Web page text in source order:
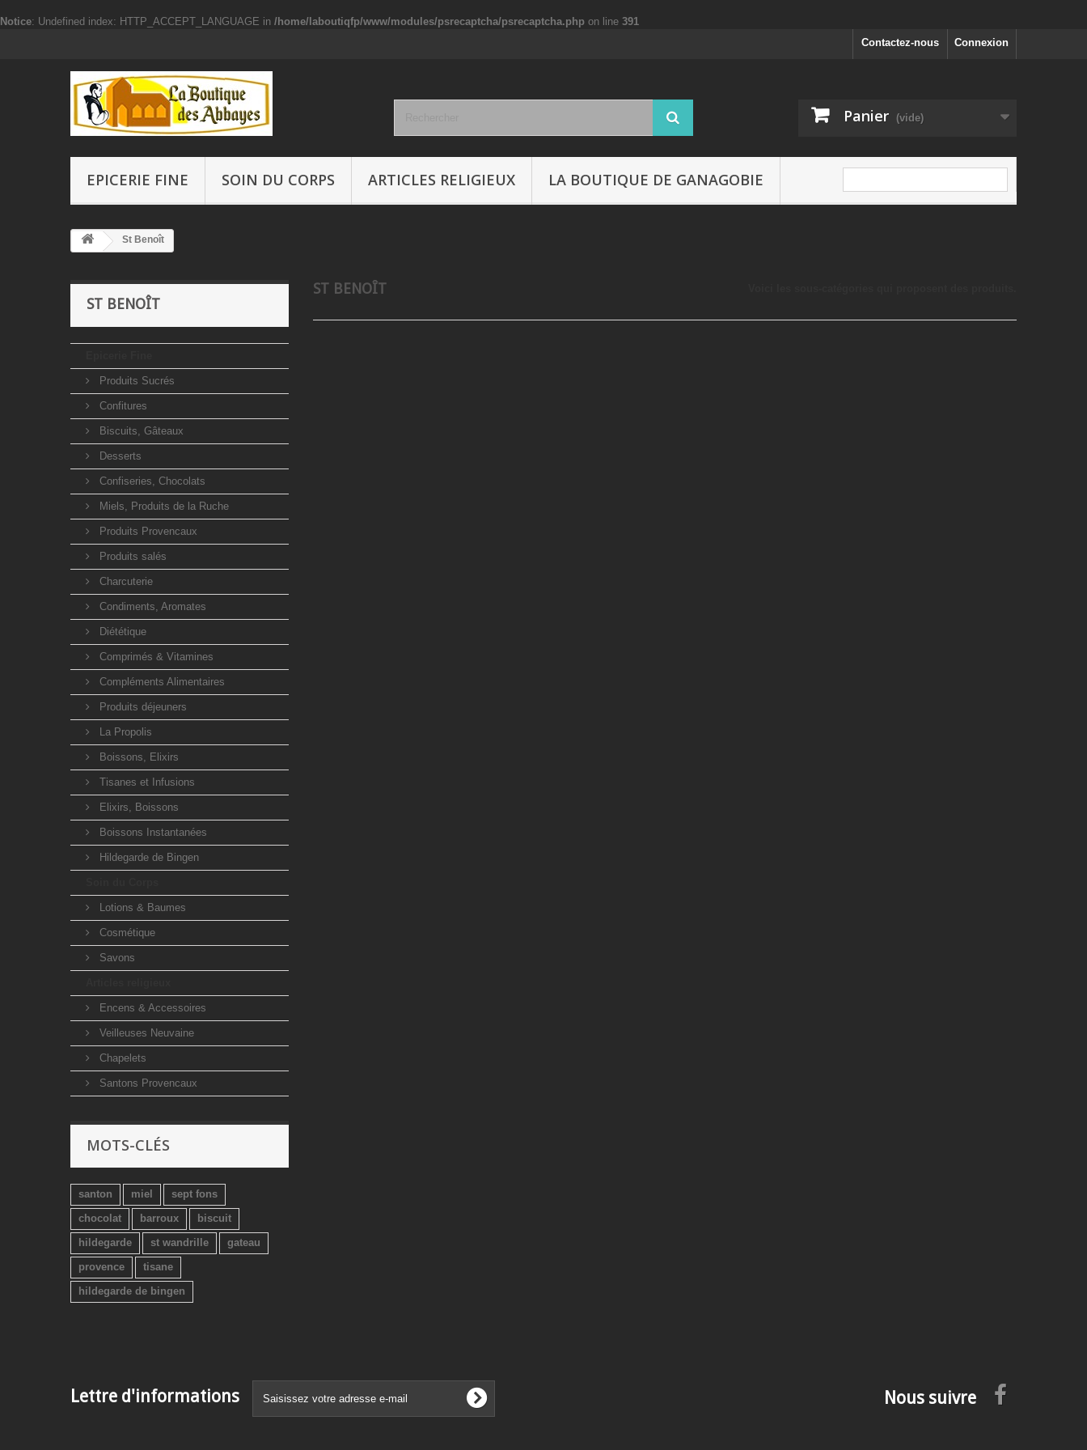
Notice: Undefined index: HTTP_ACCEPT_LANGUAGE in /home/laboutiqfp/www/modules/psrecaptcha/psrecaptcha.php on line 391
Connexion
Contactez-nous
Panier (vide)
EPICERIE FINE SOIN DU CORPS ARTICLES RELIGIEUX LA BOUTIQUE DE GANAGOBIE
St Benoît
ST BENOÎT
Produits Sucrés
Confitures
Biscuits, Gâteaux
Desserts
Confiseries, Chocolats
Miels, Produits de la Ruche
Produits Provencaux
Produits salés
Charcuterie
Condiments, Aromates
Diététique
Comprimés & Vitamines
Compléments Alimentaires
Produits déjeuners
La Propolis
Boissons, Elixirs
Tisanes et Infusions
Elixirs, Boissons
Boissons Instantanées
Hildegarde de Bingen
Lotions & Baumes
Cosmétique
Savons
Encens & Accessoires
Veilleuses Neuvaine
Chapelets
Santons Provencaux
MOTS-CLÉS
santon miel
sept fons
chocolat
barroux
biscuit
hildegarde
st wandrille
gateau
provence
tisane
hildegarde de bingen
ST BENOÎT
Lettre d'informations Nous suivre